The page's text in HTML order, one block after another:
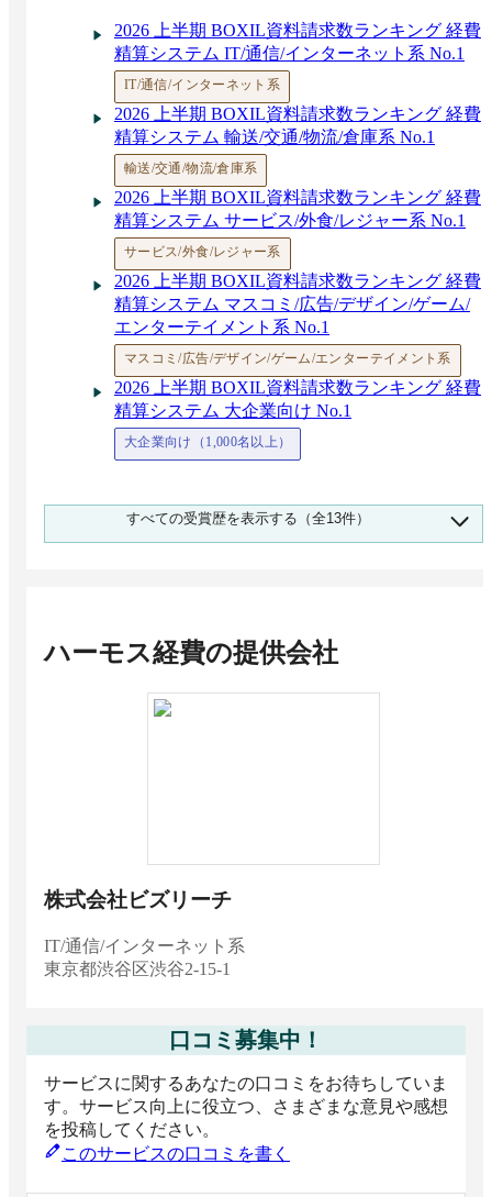
経費精算アプリ比較19選【無料あり】iPhone・
Android対応システムのおすすめ
大企業向け経費精算システム9選 – シェア1位は
楽楽精算 | 会計との連携しやすさで選ぶ
経費精算システムでワークフローを効率化【厳
選21サービス】
英語対応の経費精算システムおすすめ8選を比
較【最新版】
経費精算に領収書は必要か？電子化するメリッ
トや電子帳簿保存法の要件も
建設業界向け経費精算システムおすすめ比較！
解決できる課題
2026 上半期 BOXIL資料請求数ランキング 経費
精算システム IT/通信/インターネット系 No.1
IT/通信/インターネット系
2026 上半期 BOXIL資料請求数ランキング 経費
精算システム 輸送/交通/物流/倉庫系 No.1
輸送/交通/物流/倉庫系
2026 上半期 BOXIL資料請求数ランキング 経費
精算システム サービス/外食/レジャー系 No.1
サービス/外食/レジャー系
2026 上半期 BOXIL資料請求数ランキング 経費
精算システム マスコミ/広告/デザイン/ゲーム/
エンターテイメント系 No.1
マスコミ/広告/デザイン/ゲーム/エンターテイメント系
2026 上半期 BOXIL資料請求数ランキング 経費
精算システム 大企業向け No.1
大企業向け（1,000名以上）
2025 下半期 BOXIL資料請求数ランキング 経費
精算システム カテゴリ総合 No.1
メーカー/製造系
2025 下半期 BOXIL資料請求数ランキング 経費
精算システム エネルギー/環境/リサイクル系
輸送/交通/物流/倉庫系
2025 下半期 BOXIL資料請求数ランキング 経費
精算システム 金融/保険系 No.1
2025 下半期 BOXIL資料請求数ランキング 経費
精算システム サービス/外食/レジャー系 No.1
サービス/外食/レジャー系
2025 下半期 BOXIL資料請求数ランキング 経費
精算システム 大企業向け No.1
大企業向け（1,000名以上）
すべての受賞歴を表示する（全13件）
ハーモス経費の提供会社
株式会社ビズリーチ
IT/通信/インターネット系
東京都渋谷区渋谷2-15-1
口コミ募集中！
サービスに関するあなたの口コミをお待ちしていま
す。サービス向上に役立つ、さまざまな意見や感想
を投稿してください。
このサービスの口コミを書く